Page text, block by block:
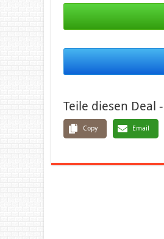
Teile diesen Deal
Copy Email